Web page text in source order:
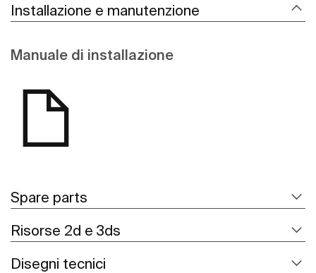
Installazione e manutenzione
Manuale di installazione
Spare parts
Risorse 2d e 3ds
Disegni tecnici